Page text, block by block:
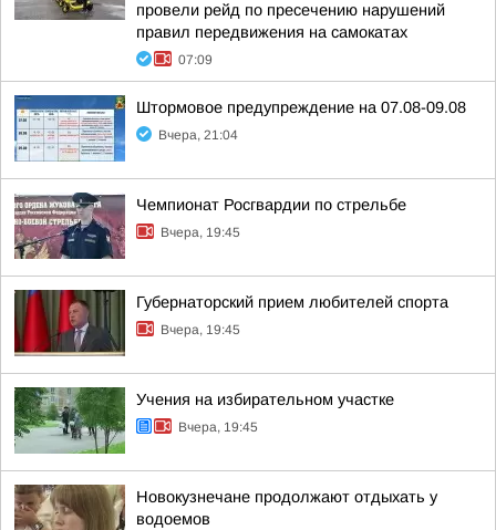
провели рейд по пресечению нарушений
правил передвижения на самокатах
07:09
Штормовое предупреждение на 07.08-09.08
Вчера, 21:04
Чемпионат Росгвардии по стрельбе
Вчера, 19:45
Губернаторский прием любителей спорта
Вчера, 19:45
Учения на избирательном участке
Вчера, 19:45
Новокузнечане продолжают отдыхать у
водоемов